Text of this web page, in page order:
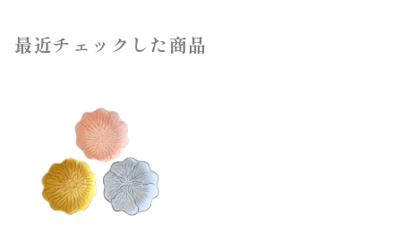
最近チェックした商品